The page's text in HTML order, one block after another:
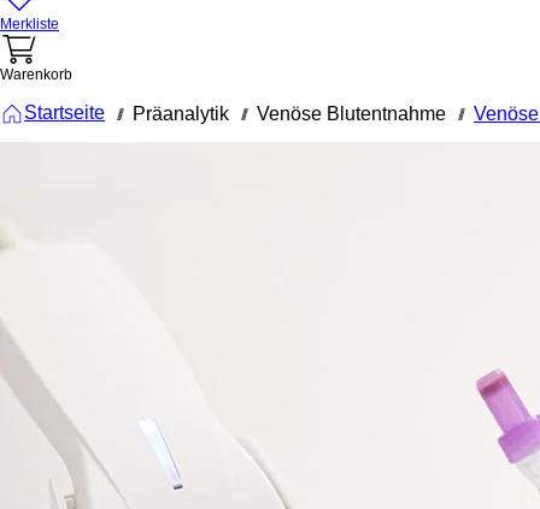
Merkliste
Warenkorb
Startseite /// Präanalytik /// Venöse Blutentnahme ///